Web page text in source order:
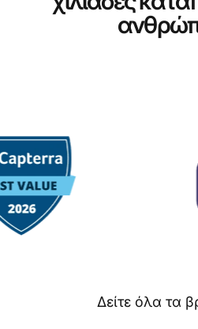
Δείτε όλα τα